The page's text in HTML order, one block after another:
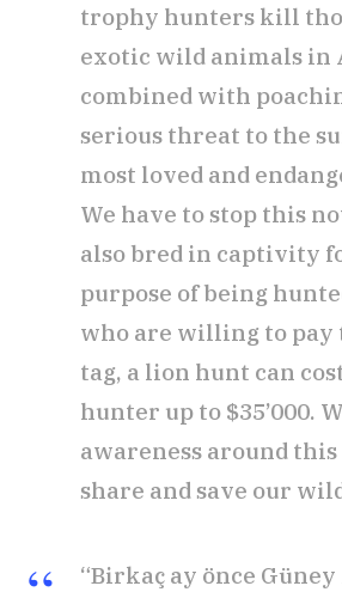
trophy hunters kill
exotic wild animals in
combined with
serious threat to the
most loved and
We have to stop this
also bred in captivity
purpose of being
who are willing to pay
tag, a lion hunt can
hunter up to $35’000.
awareness around this
share and save our
“Birkaç ay önce